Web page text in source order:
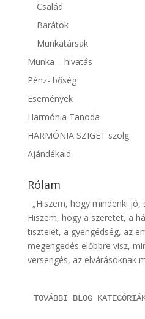
Család
Barátok
Munkatársak
Munka – hivatás
Pénz- bőség
Események
Harmónia Tanoda
HARMÓNIA SZIGET szolg.
Ajándékaid
Rólam
„Hiszem, hogy mindenki jó,
Hiszem, hogy a szeretet, a
tisztelet, a gyengédség, az
megengedés előbbre visz,
versengés, az elvárásoknak
TOVÁBBI BLOG